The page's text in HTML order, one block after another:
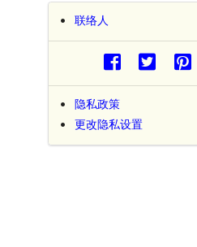
联络人
隐私政策
更改隐私设置